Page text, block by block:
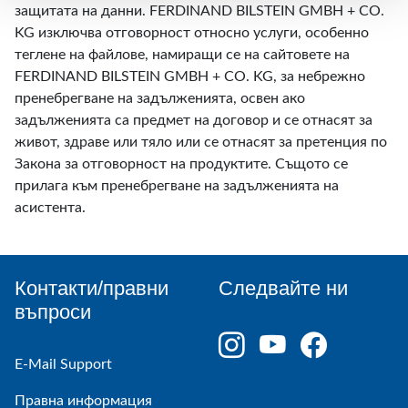
защитата на данни. FERDINAND BILSTEIN GMBH + CO.
KG изключва отговорност относно услуги, особенно
теглене на файлове, намиращи се на сайтовете на
FERDINAND BILSTEIN GMBH + CO. KG, за небрежно
пренебрегване на задълженията, освен ако
задълженията са предмет на договор и се отнасят за
живот, здраве или тяло или се отнасят за претенция по
Закона за отговорност на продуктите. Същото се
прилага към пренебрегване на задълженията на
асистента.
Контакти/правни
въпроси
E-Mail Support
Правна информация
Следвайте ни